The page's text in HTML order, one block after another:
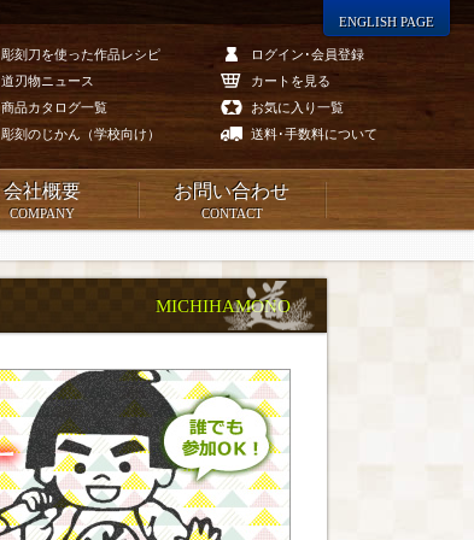
彫刻刀を使った作品レシピ
道刃物ニュース
商品カタログ一覧
彫刻のじかん（学校向け）
ログイン･会員登録
カートを見る
お気に入り一覧
送料･手数料について
ENGLISH PAGE
会社概要
COMPANY
お問い合わせ
CONTACT
MICHIHAMONO